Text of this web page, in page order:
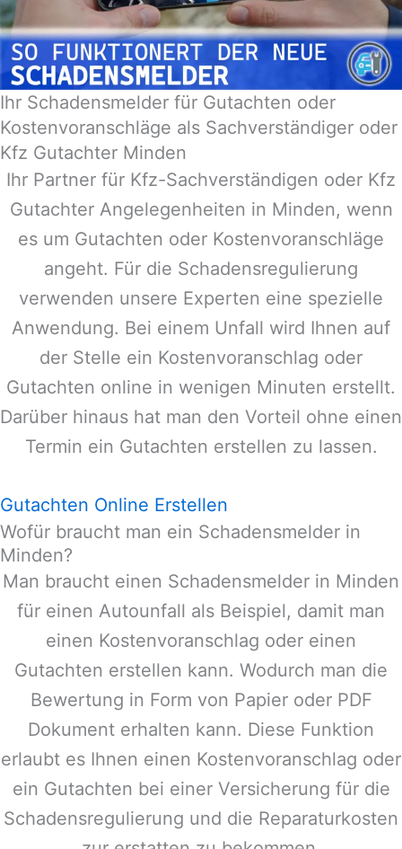
Ihr Schadensmelder für Gutachten oder
Kostenvoranschläge als Sachverständiger oder
Kfz Gutachter Minden
Ihr Partner für Kfz-Sachverständigen oder Kfz
Gutachter Angelegenheiten in Minden, wenn
es um Gutachten oder Kostenvoranschläge
angeht. Für die Schadensregulierung
verwenden unsere Experten eine spezielle
Anwendung. Bei einem Unfall wird Ihnen auf
der Stelle ein Kostenvoranschlag oder
Gutachten online in wenigen Minuten erstellt.
Darüber hinaus hat man den Vorteil ohne einen
Termin ein Gutachten erstellen zu lassen.
Gutachten Online Erstellen
Wofür braucht man ein Schadensmelder in
Minden?
Man braucht einen Schadensmelder in Minden
für einen Autounfall als Beispiel, damit man
einen Kostenvoranschlag oder einen
Gutachten erstellen kann. Wodurch man die
Bewertung in Form von Papier oder PDF
Dokument erhalten kann. Diese Funktion
erlaubt es Ihnen einen Kostenvoranschlag oder
ein Gutachten bei einer Versicherung für die
Schadensregulierung und die Reparaturkosten